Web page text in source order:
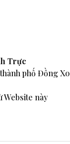
Trực
phố Đồng
Website này